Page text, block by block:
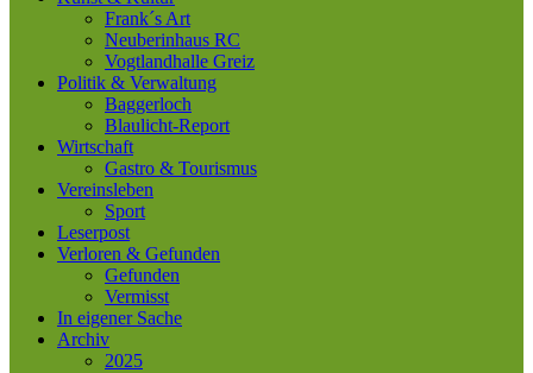
Frank´s Art
Neuberinhaus RC
Vogtlandhalle Greiz
Politik & Verwaltung
Baggerloch
Blaulicht-Report
Wirtschaft
Gastro & Tourismus
Vereinsleben
Sport
Leserpost
Verloren & Gefunden
Gefunden
Vermisst
In eigener Sache
Archiv
2025